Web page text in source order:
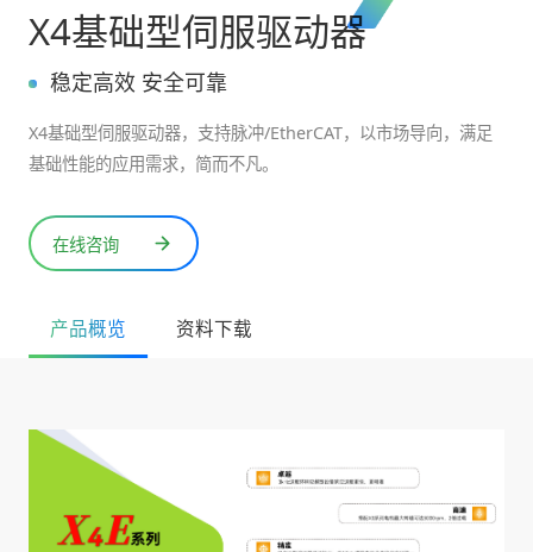
X4基础型伺服驱动器
稳定高效 安全可靠
X4基础型伺服驱动器，支持脉冲/EtherCAT，以市场导向，满足
基础性能的应用需求，简而不凡。
在线咨询
产品概览 资料下载